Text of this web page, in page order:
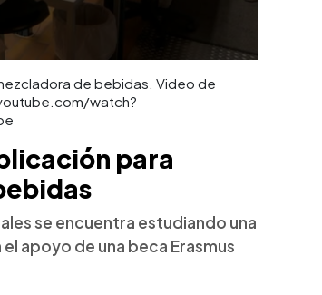
de bebidas. Video de
watch?
para
se encuentra estudiando una
apoyo de una beca Erasmus